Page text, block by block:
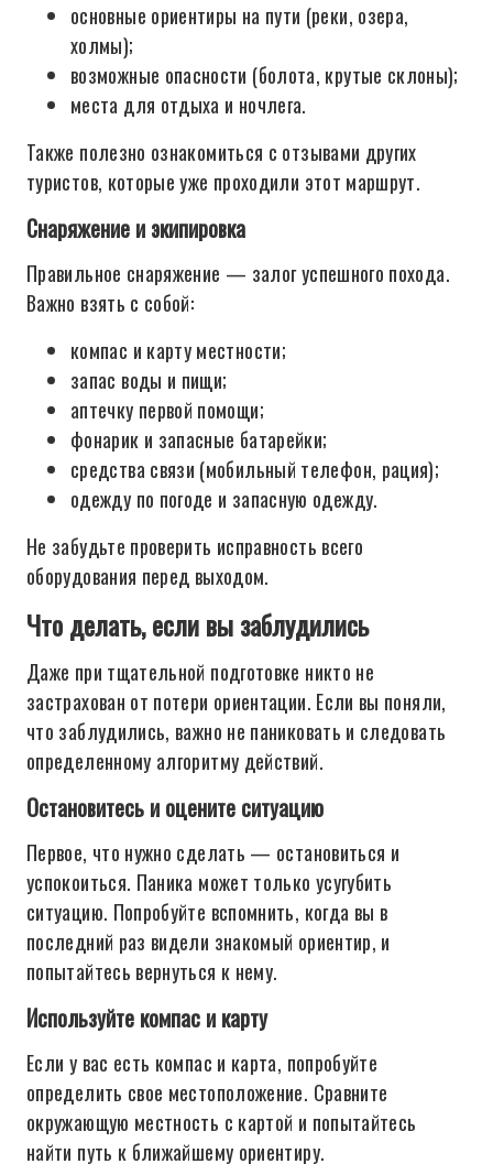
основные ориентиры на пути (реки, озера,
холмы);
возможные опасности (болота, крутые склоны);
места для отдыха и ночлега.
Также полезно ознакомиться с отзывами других
туристов, которые уже проходили этот маршрут.
Снаряжение и экипировка
Правильное снаряжение — залог успешного похода.
Важно взять с собой:
компас и карту местности;
запас воды и пищи;
аптечку первой помощи;
фонарик и запасные батарейки;
средства связи (мобильный телефон, рация);
одежду по погоде и запасную одежду.
Не забудьте проверить исправность всего
оборудования перед выходом.
Что делать, если вы заблудились
Даже при тщательной подготовке никто не
застрахован от потери ориентации. Если вы поняли,
что заблудились, важно не паниковать и следовать
определенному алгоритму действий.
Остановитесь и оцените ситуацию
Первое, что нужно сделать — остановиться и
успокоиться. Паника может только усугубить
ситуацию. Попробуйте вспомнить, когда вы в
последний раз видели знакомый ориентир, и
попытайтесь вернуться к нему.
Используйте компас и карту
Если у вас есть компас и карта, попробуйте
определить свое местоположение. Сравните
окружающую местность с картой и попытайтесь
найти путь к ближайшему ориентиру.